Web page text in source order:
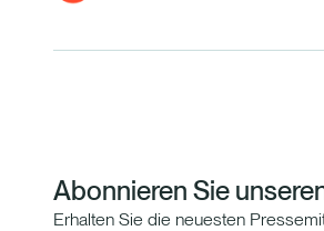
Abonnieren Sie
Erhalten Sie die neuesten